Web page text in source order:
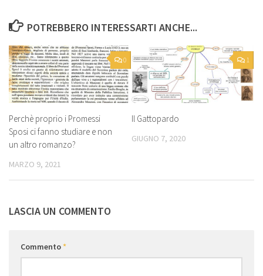
POTREBBERO INTERESSARTI ANCHE...
0
Perchè proprio i Promessi
Sposi ci fanno studiare e non
un altro romanzo?
MARZO 9, 2021
1
Il Gattopardo
GIUGNO 7, 2020
LASCIA UN COMMENTO
Commento*